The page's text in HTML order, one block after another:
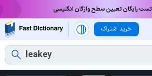
تست رایگان تعیین سطح واژگان انگلیسی
خرید اشتراک